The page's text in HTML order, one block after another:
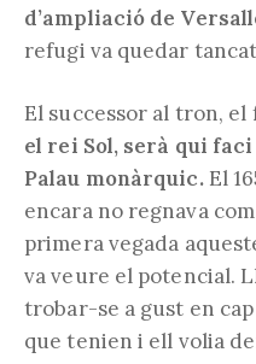
d’ampliació de
refugi va quedar
El successor al tron,
el rei Sol, serà qui
Palau monàrquic.El
encara no regnava
primera vegada
va veure el potencial.
trobar-se a gust en
que tenien i ell volia